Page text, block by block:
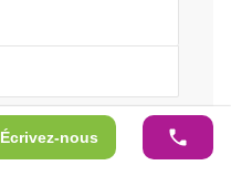
Écrivez-nous